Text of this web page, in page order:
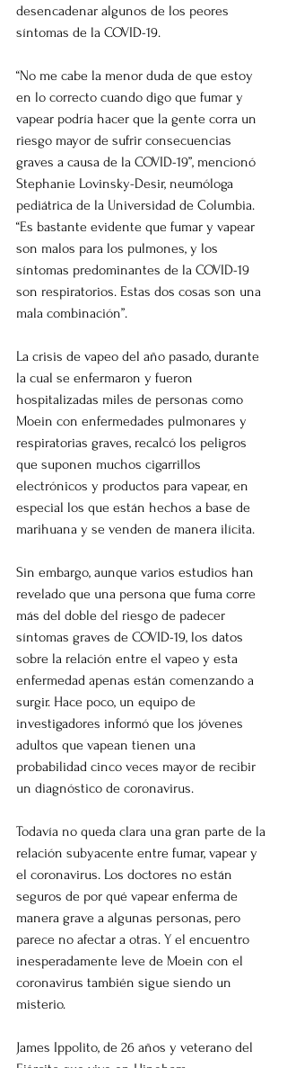
desencadenar algunos de los peores
síntomas de la COVID-19.
“No me cabe la menor duda de que estoy
en lo correcto cuando digo que fumar y
vapear podría hacer que la gente corra un
riesgo mayor de sufrir consecuencias
graves a causa de la COVID-19”, mencionó
Stephanie Lovinsky-Desir, neumóloga
pediátrica de la Universidad de Columbia.
“Es bastante evidente que fumar y vapear
son malos para los pulmones, y los
síntomas predominantes de la COVID-19
son respiratorios. Estas dos cosas son una
mala combinación”.
La crisis de vapeo del año pasado, durante
la cual se enfermaron y fueron
hospitalizadas miles de personas como
Moein con enfermedades pulmonares y
respiratorias graves, recalcó los peligros
que suponen muchos cigarrillos
electrónicos y productos para vapear, en
especial los que están hechos a base de
marihuana y se venden de manera ilícita.
Sin embargo, aunque varios estudios han
revelado que una persona que fuma corre
más del doble del riesgo de padecer
síntomas graves de COVID-19, los datos
sobre la relación entre el vapeo y esta
enfermedad apenas están comenzando a
surgir. Hace poco, un equipo de
investigadores informó que los jóvenes
adultos que vapean tienen una
probabilidad cinco veces mayor de recibir
un diagnóstico de coronavirus.
Todavía no queda clara una gran parte de la
relación subyacente entre fumar, vapear y
el coronavirus. Los doctores no están
seguros de por qué vapear enferma de
manera grave a algunas personas, pero
parece no afectar a otras. Y el encuentro
inesperadamente leve de Moein con el
coronavirus también sigue siendo un
misterio.
James Ippolito, de 26 años y veterano del